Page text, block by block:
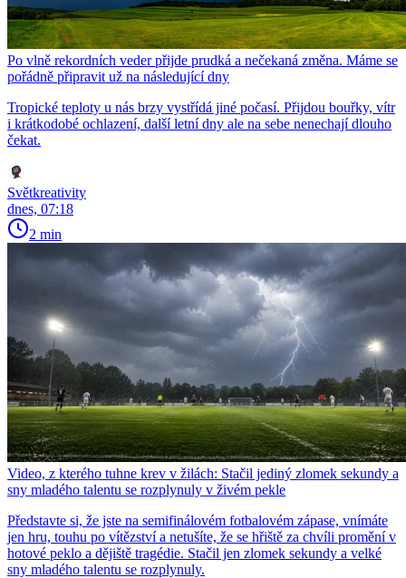
Po vlně rekordních veder přijde prudká a nečekaná změna. Máme se
pořádně připravit už na následující dny
Tropické teploty u nás brzy vystřídá jiné počasí. Přijdou bouřky, vítr
i krátkodobé ochlazení, další letní dny ale na sebe nenechají dlouho
čekat.
Světkreativity
dnes, 07:18
2 min
Video, z kterého tuhne krev v žilách: Stačil jediný zlomek sekundy a
sny mladého talentu se rozplynuly v živém pekle
Představte si, že jste na semifinálovém fotbalovém zápase, vnímáte
jen hru, touhu po vítězství a netušíte, že se hřiště za chvíli promění v
hotové peklo a dějiště tragédie. Stačil jen zlomek sekundy a velké
sny mladého talentu se rozplynuly.